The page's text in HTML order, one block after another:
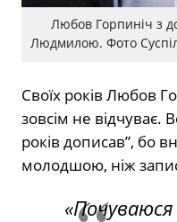
Любов Горпиніч з
Людмилою. Фото
Своїх років Любов
зовсім не відчуває.
років дописав”, бо
молодшою, ніж